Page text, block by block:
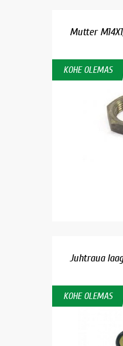
Mutter
KOHE OLEMAS
Juhtraua
KOHE OLEMAS